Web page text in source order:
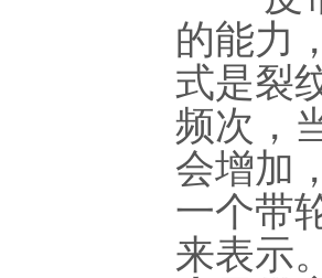
的能力
式是裂
频次，
会增加
一个带
来表示